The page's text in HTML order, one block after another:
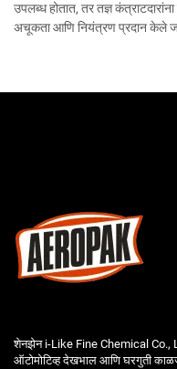
उपलब्ध होतात, तर तज्ञ
अचूकता आणि नियंत्रण प्रदान केले
शेनझेन i-Like Fine Chemical Co.,
ऑटोमोटिव्ह देखभाल आणि घरगुती